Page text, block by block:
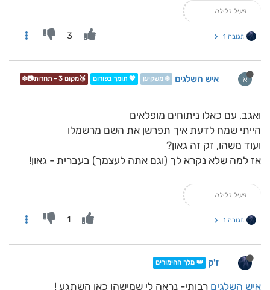
פעיל בלילה
תגובה 1 3
א איש השלגים ❄️ משקיען 💖 תומך בפורום 🥉מקום 3 - תחרות📷❄️
ואגב, עם כאלו ניתוחים מופלאים
הייתי שמח לדעת איך תפרשן את השם מרשמלו
ועוד משהו, זק זה גאון?
אז למה שלא נקרא לך (וגם אתה לעצמך) בעברית - גאון!
פעיל בלילה
תגובה 1 1
ז'ק 👑 מלך ההימורים
איש השלגים רבותי- נראה לי שמישהו כאן השתגע !